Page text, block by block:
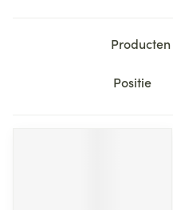
Producten
Sorteer op: